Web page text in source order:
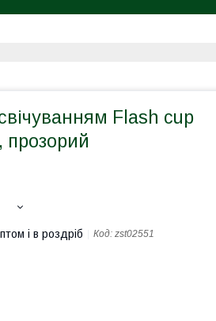
Flash cup
прозорий
і в роздріб Код: zst02551